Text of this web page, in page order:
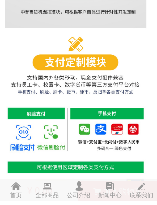
0.00 낙 加入购物车
낀
首页
뀵
全部商品
넙
公司介绍
뀴
新闻中心
넀
联系我们